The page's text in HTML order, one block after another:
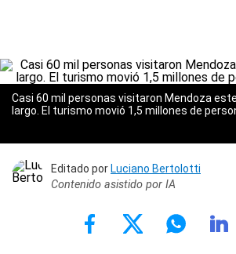
Casi 60 mil personas visitaron Mendoza
largo. El turismo movió 1,5 millones de
Editado porLuciano Bertolotti
Contenido asistido por IA